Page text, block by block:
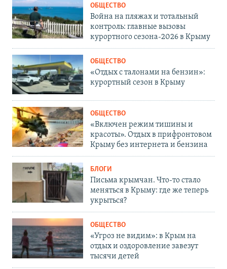
ОБЩЕСТВО
Война на пляжах и тотальный
контроль: главные вызовы
курортного сезона-2026 в Крыму
ОБЩЕСТВО
«Отдых с талонами на бензин»:
курортный сезон в Крыму
ОБЩЕСТВО
«Включен режим тишины и
красоты». Отдых в прифронтовом
Крыму без интернета и бензина
БЛОГИ
Письма крымчан. Что-то стало
меняться в Крыму: где же теперь
укрыться?
ОБЩЕСТВО
«Угроз не видим»: в Крым на
отдых и оздоровление завезут
тысячи детей